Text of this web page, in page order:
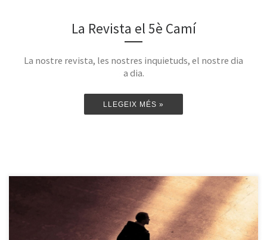
La Revista el 5è Camí
La nostre revista, les nostres inquietuds, el nostre dia
a dia.
LLEGEIX MÉS »
Capítol 2. REENCUENTRO O REBUSCAR ? – Si algo creo sobre estos 3